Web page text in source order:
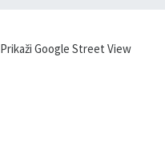
Prikaži Google Street View